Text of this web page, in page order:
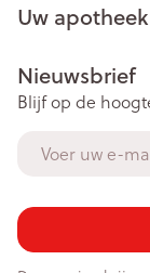
Uw apotheek
Nieuwsbrief
Blijf op de